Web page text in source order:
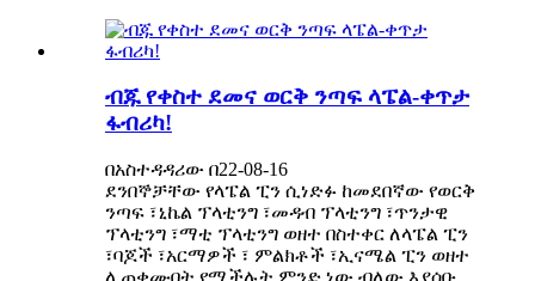
ብጁ የቀስተ ደመና ወርቅ ንጣፍ ላፔል-ቀጥታ
ፋብሪካ!
በአስተዳዳሪው በ22-08-16
ደንበኞቻቸው የላፔል ፒን ሲነድፉ ከመደበኛው የወርቅ
ንጣፍ ፣ኒኬል ፕላቲንግ ፣መዳብ ፕላቲንግ ፣ጥንታዊ
ፕላቲንግ ፣ማቲ ፕላቲንግ ወዘተ በስተቀር ለላፔል ፒን
፣ባጆች ፣አርማዎች ፣ ምልክቶች ፣ኢናሜል ፒን ወዘተ
ሊጠቀሙበት የሚችሉት ምንድ ነው ብለው እያሰቡ